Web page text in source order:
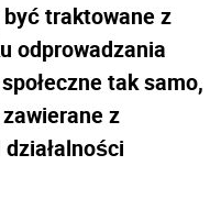
traktowane z
odprowadzania
tak samo,
z